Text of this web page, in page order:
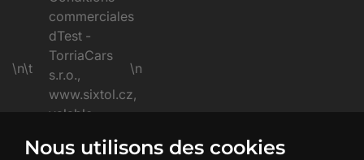
\n\t \n
Nous utilisons des cookies